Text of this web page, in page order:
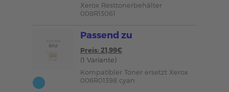
Xerox Resttonerbehälter
008R13061
Passend zu
Preis: 21,99€
(1 Variante)
Kompatibler Toner ersetzt Xerox
006R01398 cyan